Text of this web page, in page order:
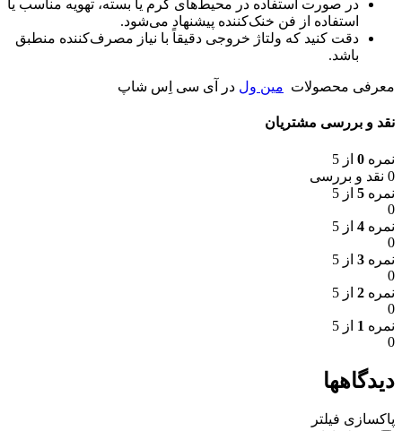
در صورت استفاده در محیط‌های گرم یا بسته، تهویه مناسب یا
استفاده از فن خنک‌کننده پیشنهاد می‌شود.
دقت کنید که ولتاژ خروجی دقیقاً با نیاز مصرف‌کننده منطبق
باشد.
معرفی محصولات مین ول در آی سی اِس شاپ
نقد و بررسی مشتریان
نمره 0 از 5
0 نقد و بررسی
نمره 5 از 5
0
نمره 4 از 5
0
نمره 3 از 5
0
نمره 2 از 5
0
نمره 1 از 5
0
دیدگاهها
پاکسازی فیلتر